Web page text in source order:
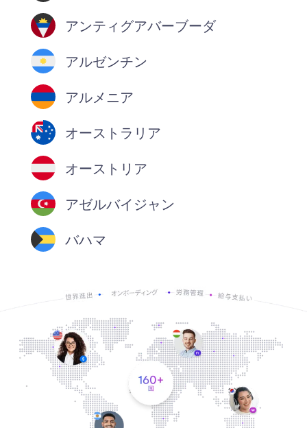
アンティグアバーブーダ
アルゼンチン
アルメニア
オーストラリア
オーストリア
アゼルバイジャン
バハマ
バルバドス
ベラルーシ
ベルギー